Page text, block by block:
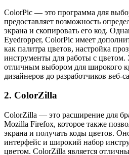
ColorPic — это программа для
предоставляет возможность
экрана и скопировать его код.
Eyedropper, ColorPic имеет
как палитра цветов, настройка
инструменты для работы с цветом.
отличным выбором для широкого
дизайнеров до разработчиков веб-
2. ColorZilla
ColorZilla — это расширение для
Mozilla Firefox, которое также
экрана и получать коды цветов.
интерфейс и широкий набор
цветом. ColorZilla является